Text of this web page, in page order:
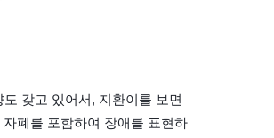
갖고 있어서, 지환이를 보면
자폐를 포함하여 장애를 표현하